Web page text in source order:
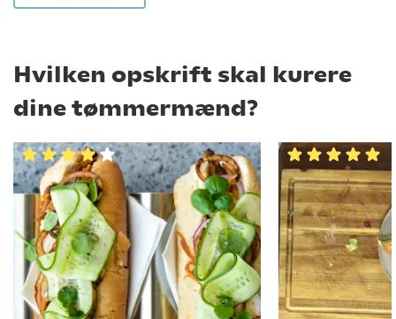
Hvilken opskrift skal kurere
dine tømmermænd?